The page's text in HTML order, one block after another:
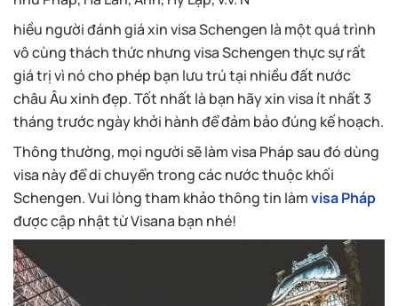
hiều người đánh giá xin visa Schengen là một quá trình
vô cùng thách thức nhưng visa Schengen thực sự rất
giá trị vì nó cho phép bạn lưu trú tại nhiều đất nước
châu Âu xinh đẹp. Tốt nhất là bạn hãy xin visa ít nhất 3
tháng trước ngày khởi hành để đảm bảo đúng kế hoạch.
Thông thường, mọi người sẽ làm visa Pháp sau đó dùng
visa này để di chuyển trong các nước thuộc khối
Schengen. Vui lòng tham khảo thông tin làmvisa Pháp
được cập nhật từ Visana bạn nhé!